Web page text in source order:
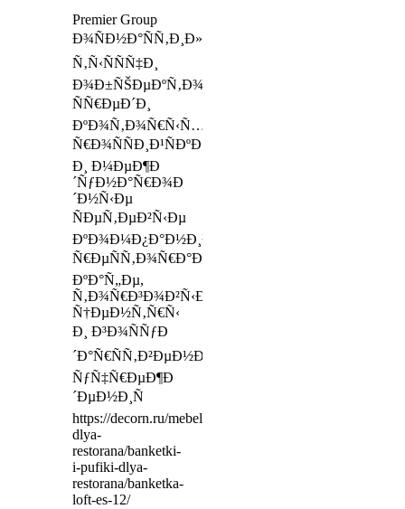
Premier Group
Ð¾ÑÐ½Ð°ÑÑ‚Ð¸Ð»Ð°
Ñ‚Ñ‹ÑÑÑ‡Ð¸
Ð¾Ð±ÑŠÐµÐºÑ‚Ð¾Ð²,
ÑÑ€ÐµÐ´Ð¸
ÐºÐ¾Ñ‚Ð¾Ñ€Ñ‹Ñ…
Ñ€Ð¾ÑÑÐ¸Ð¹ÑÐºÐ¸Ðµ
Ð¸ Ð¼ÐµÐ¶Ð
´ÑƒÐ½Ð°Ñ€Ð¾Ð
´Ð½Ñ‹Ðµ
ÑÐµÑ‚ÐµÐ²Ñ‹Ðµ
ÐºÐ¾Ð¼Ð¿Ð°Ð½Ð¸Ð¸,
Ñ€ÐµÑÑ‚Ð¾Ñ€Ð°Ð½Ñ‹,
ÐºÐ°Ñ„Ðµ,
Ñ‚Ð¾Ñ€Ð³Ð¾Ð²Ñ‹Ðµ
Ñ†ÐµÐ½Ñ‚Ñ€Ñ‹
Ð¸ Ð³Ð¾ÑÑƒÐ
´Ð°Ñ€ÑÑ‚Ð²ÐµÐ½Ð½Ñ‹Ðµ
ÑƒÑ‡Ñ€ÐµÐ¶Ð
´ÐµÐ½Ð¸Ñ
https://decorn.ru/mebel-
dlya-
restorana/banketki-
i-pufiki-dlya-
restorana/banketka-
loft-es-12/